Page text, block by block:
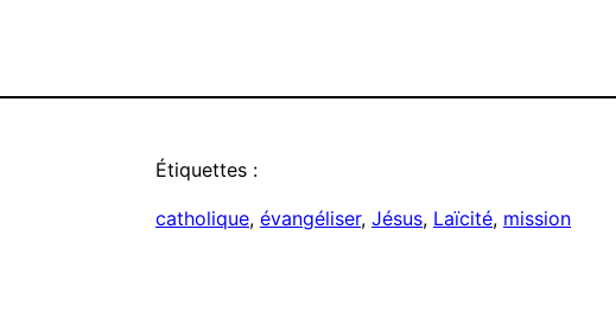
Étiquettes :
catholique, évangéliser, Jésus, Laïcité, mission